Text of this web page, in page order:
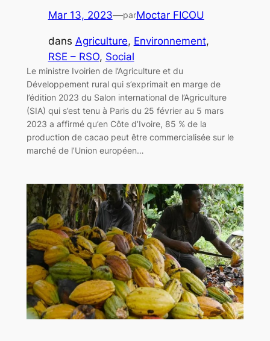
Mar 13, 2023—parMoctar FICOU
dans Agriculture, Environnement
RSE – RSO, Social
Le ministre Ivoirien de l’Agriculture et du
Développement rural qui s’exprimait en marge de
l’édition 2023 du Salon international de l’Agriculture
(SIA) qui s’est tenu à Paris du 25 février au 5 mars
2023 a affirmé qu’en Côte d’Ivoire, 85 % de la
production de cacao peut être commercialisée sur le
marché de l’Union européen…